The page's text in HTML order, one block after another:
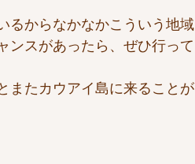
るからなかなかこういう地域
ンスがあったら、ぜひ行って
またカウアイ島に来ることが